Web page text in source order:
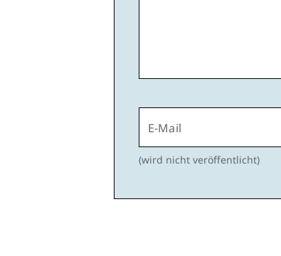
E-Mail
(wird nicht veröffentlicht)